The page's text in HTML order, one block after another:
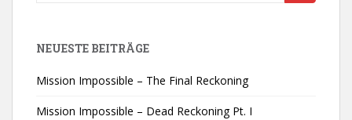
NEUESTE BEITRÄGE
Mission Impossible – The Final Reckoning
Mission Impossible – Dead Reckoning Pt. I